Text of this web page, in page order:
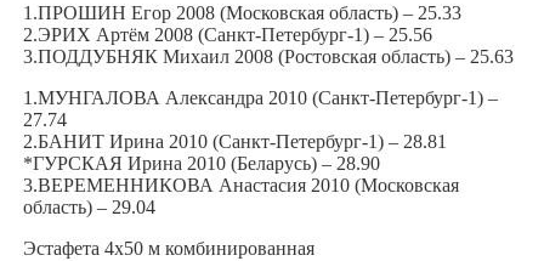
1.ПРОШИН Егор 2008 (Московская область) – 25.33
2.ЭРИХ Артём 2008 (Санкт-Петербург-1) – 25.56
3.ПОДДУБНЯК Михаил 2008 (Ростовская область) – 25.63
1.МУНГАЛОВА Александра 2010 (Санкт-Петербург-1) –
27.74
2.БАНИТ Ирина 2010 (Санкт-Петербург-1) – 28.81
*ГУРСКАЯ Ирина 2010 (Беларусь) – 28.90
3.ВЕРЕМЕННИКОВА Анастасия 2010 (Московская
область) – 29.04
Эстафета 4х50 м комбинированная